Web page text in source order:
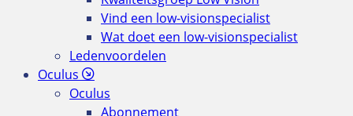
Vind een low-visionspecialist
Wat doet een low-visionspecialist
Ledenvoordelen
Oculus
Oculus
Abonnement